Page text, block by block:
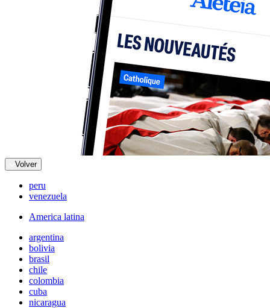
Volver
peru
venezuela
America latina
argentina
bolivia
brasil
chile
colombia
cuba
nicaragua